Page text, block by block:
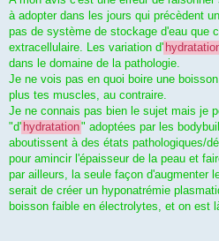
à adopter dans les jours qui précèdent
pas de système de stockage d'eau que
extracellulaire. Les variation d'
dans le domaine de la pathologie.
Je ne vois pas en quoi boire une
plus tes muscles, au contraire.
Je ne connais pas bien le sujet mais je
"d' hydratation" adoptées par les
aboutissent à des états pathologiques/
pour amincir l'épaisseur de la peau et
par ailleurs, la seule façon d'augmenter
serait de créer un hyponatrémie
boisson faible en électrolytes, et on est